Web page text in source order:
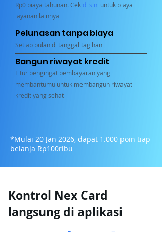
Rp0 biaya tahunan. Cek di sini untuk biaya
layanan lainnya
Pelunasan tanpa biaya
Setiap bulan di tanggal tagihan
Bangun riwayat kredit
Fitur pengingat pembayaran yang
membantumu untuk membangun riwayat
kredit yang sehat
*Mulai 20 Jan 2026, dapat 1.000 poin tiap
belanja Rp100ribu
Kontrol Nex Card
langsung di aplikasi